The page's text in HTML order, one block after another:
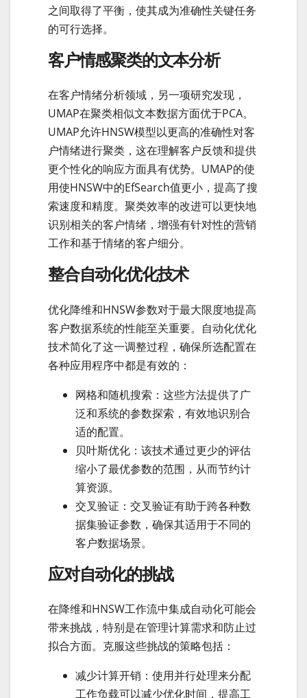
之间取得了平衡，使其成为准确性关键任务
的可行选择。
客户情感聚类的文本分析
在客户情绪分析领域，另一项研究发现，
UMAP在聚类相似文本数据方面优于PCA。
UMAP允许HNSW模型以更高的准确性对客
户情绪进行聚类，这在理解客户反馈和提供
更个性化的响应方面具有优势。UMAP的使
用使HNSW中的EfSearch值更小，提高了搜
索速度和精度。聚类效率的改进可以更快地
识别相关的客户情绪，增强有针对性的营销
工作和基于情绪的客户细分。
整合自动化优化技术
优化降维和HNSW参数对于最大限度地提高
客户数据系统的性能至关重要。自动化优化
技术简化了这一调整过程，确保所选配置在
各种应用程序中都是有效的：
网格和随机搜索：这些方法提供了广
泛和系统的参数探索，有效地识别合
适的配置。
贝叶斯优化：该技术通过更少的评估
缩小了最优参数的范围，从而节约计
算资源。
交叉验证：交叉验证有助于跨各种数
据集验证参数，确保其适用于不同的
客户数据场景。
应对自动化的挑战
在降维和HNSW工作流中集成自动化可能会
带来挑战，特别是在管理计算需求和防止过
拟合方面。克服这些挑战的策略包括：
减少计算开销：使用并行处理来分配
工作负载可以减少优化时间，提高工